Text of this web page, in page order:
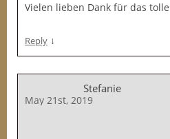
Vielen lieben Dank für das
Reply ↓
Stefanie
May 21st, 2019